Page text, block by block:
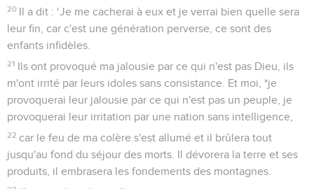
20 Il a dit : ‘Je me cacherai à eux et je verrai bien quelle sera
leur fin, car c'est une génération perverse, ce sont des
enfants infidèles.
21 Ils ont provoqué ma jalousie par ce qui n'est pas Dieu, ils
m'ont irrité par leurs idoles sans consistance. Et moi, *je
provoquerai leur jalousie par ce qui n'est pas un peuple, je
provoquerai leur irritation par une nation sans intelligence,
22 car le feu de ma colère s'est allumé et il brûlera tout
jusqu'au fond du séjour des morts. Il dévorera la terre et ses
produits, il embrasera les fondements des montagnes.